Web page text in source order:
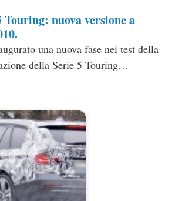
nuova versione a
una nuova fase nei test della
della Serie 5 Touring…